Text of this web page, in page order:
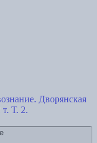
Дворянская
Т. 2.